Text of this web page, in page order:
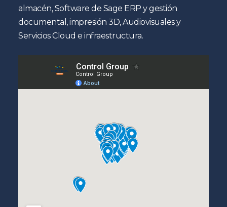
almacén, Software de Sage ERP y gestión
documental, impresión 3D, Audiovisuales y
Servicios Cloud e infraestructura.